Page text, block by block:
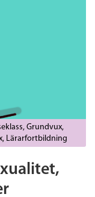
Grundvux
Lärarfortbildning